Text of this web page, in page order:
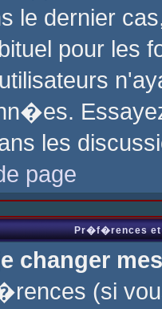
le dernier
pour les
les
page
Pr�f�rences et
changer
(si